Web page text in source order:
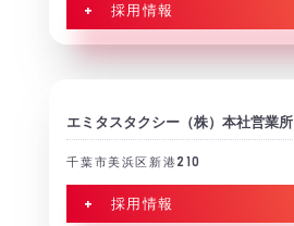
+ 採用情報
エミタスタクシー（株）本社営業所
千葉市美浜区新港210
+ 採用情報